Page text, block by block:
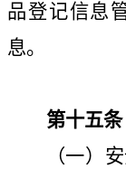
品登记信息
息。
第十五条
（一）